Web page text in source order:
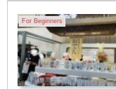
For Beginners